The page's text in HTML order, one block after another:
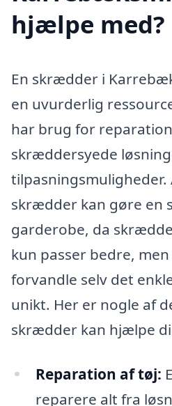
hjælpe med?
En skrædder i
en uvurderlig
har brug for
skræddersyede
skrædder kan gøre en
garderobe, da
kun passer bedre,
forvandle selv det
unikt. Her er nogle af
skrædder kan hjælpe
Reparation af tøj:
reparere alt fra